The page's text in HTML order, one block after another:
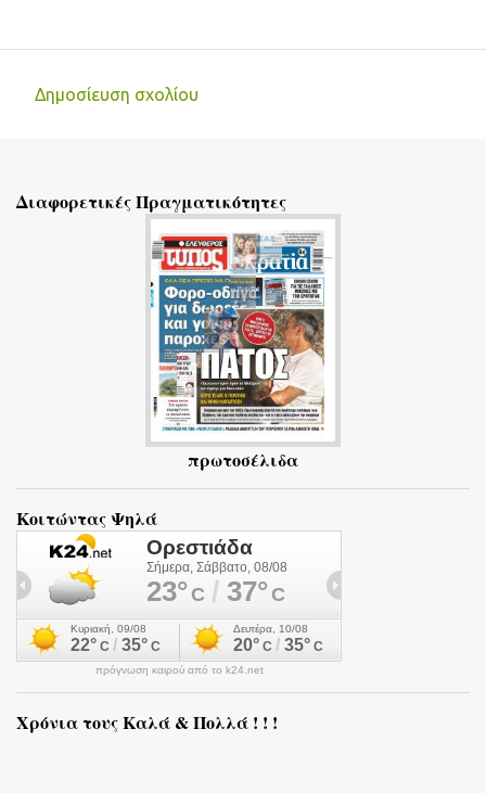
λ
Δημοσίευση σχολίου
Διαφορετικές Πραγματικότητες
πρωτοσέλιδα
Κοιτώντας Ψηλά
πρόγνωση καιρού από το k24.net
Χρόνια τους Καλά & Πολλά ! ! !